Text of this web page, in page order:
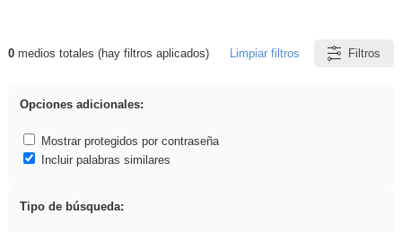
Resultados de: Acinonyx
0medios totales (hay filtros aplicados) Limpiar filtros Filtros
Opciones adicionales:
Mostrar protegidos por contraseña
Incluir palabras similares
Tipo de búsqueda: